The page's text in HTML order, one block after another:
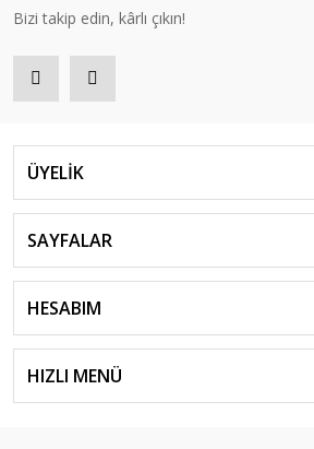
Bizi takip edin, kârlı çıkın!
ÜYELİK
SAYFALAR
HESABIM
HIZLI MENÜ